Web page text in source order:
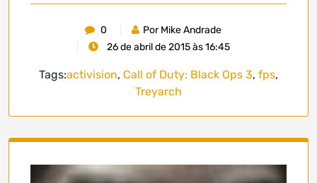
0
Por Mike Andrade
26 de abril de 2015 às 16:45
Tags:activision, Call of Duty: Black Ops 3, fps,
Treyarch